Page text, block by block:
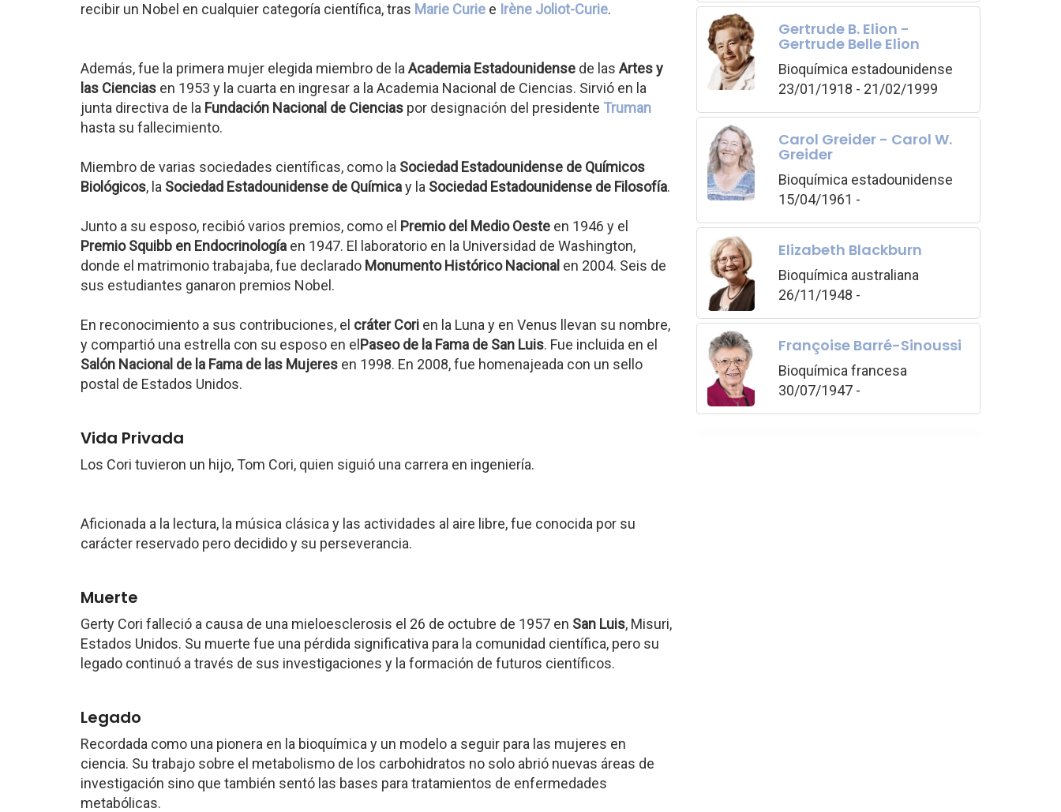
recibir un Nobel en cualquier categoría científica, tras Marie Curie e Irène Joliot-Curie.
Además, fue la primera mujer elegida miembro de la Academia Estadounidense de las Artes y
las Ciencias en 1953 y la cuarta en ingresar a la Academia Nacional de Ciencias. Sirvió en la
junta directiva de la Fundación Nacional de Ciencias por designación del presidente Truman
hasta su fallecimiento.
Miembro de varias sociedades científicas, como la Sociedad Estadounidense de Químicos
Biológicos, la Sociedad Estadounidense de Químicay la Sociedad Estadounidense de Filosofía.
Junto a su esposo, recibió varios premios, como el Premio del Medio Oeste en 1946 y el
Premio Squibb en Endocrinología en 1947. El laboratorio en la Universidad de Washington,
donde el matrimonio trabajaba, fue declarado Monumento Histórico Nacional en 2004. Seis de
sus estudiantes ganaron premios Nobel.
En reconocimiento a sus contribuciones, el cráter Cori en la Luna y en Venus llevan su nombre,
y compartió una estrella con su esposo en el Paseo de la Fama de San Luis. Fue incluida en el
Salón Nacional de la Fama de las Mujeres en 1998. En 2008, fue homenajeada con un sello
postal de Estados Unidos.
Vida Privada
Los Cori tuvieron un hijo, Tom Cori, quien siguió una carrera en ingeniería.
Aficionada a la lectura, la música clásica y las actividades al aire libre, fue conocida por su
carácter reservado pero decidido y su perseverancia.
Muerte
Gerty Cori falleció a causa de una mieloesclerosis el 26 de octubre de 1957 en San Luis, Misuri,
Estados Unidos. Su muerte fue una pérdida significativa para la comunidad científica, pero su
legado continuó a través de sus investigaciones y la formación de futuros científicos.
Legado
Recordada como una pionera en la bioquímica y un modelo a seguir para las mujeres en
ciencia. Su trabajo sobre el metabolismo de los carbohidratos no solo abrió nuevas áreas de
investigación sino que también sentó las bases para tratamientos de enfermedades
metabólicas.
Gertrude B. Elion -
Gertrude Belle Elion
Bioquímica estadounidense
23/01/1918 - 21/02/1999
Carol Greider - Carol W.
Greider
Bioquímica estadounidense
15/04/1961 -
Elizabeth Blackburn
Bioquímica australiana
26/11/1948 -
Françoise Barré-Sinoussi
Bioquímica francesa
30/07/1947 -